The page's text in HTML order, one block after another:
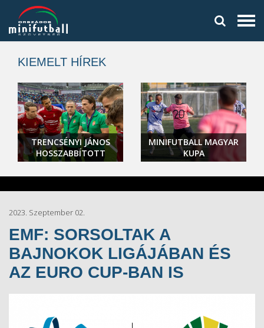
KIEMELT HÍREK
TRENCSÉNYI JÁNOS
HOSSZABBÍTOTT
MINIFUTBALL MAGYAR
KUPA
2023. Szeptember 02.
EMF: SORSOLTAK A
BAJNOKOK LIGÁJÁBAN ÉS
AZ EURO CUP-BAN IS